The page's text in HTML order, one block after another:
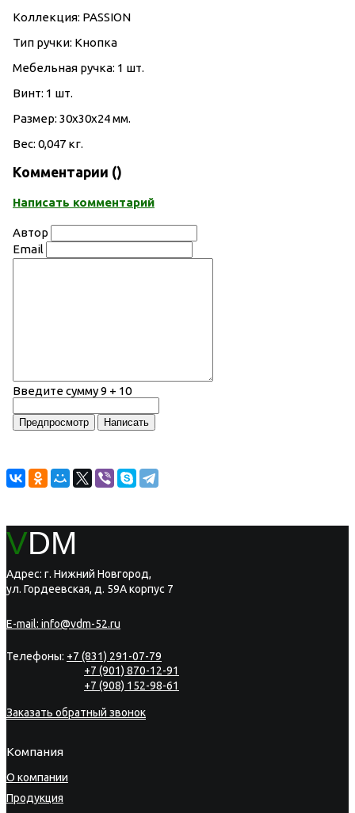
Коллекция: PASSION
Тип ручки: Кнопка
Мебельная ручка: 1 шт.
Винт: 1 шт.
Размер: 30х30х24 мм.
Вес: 0,047 кг.
Комментарии ()
Написать комментарий
Автор
Email
Введите сумму 9 + 10
VDM
Адрес: г. Нижний Новгород,
ул. Гордеевская, д. 59А корпус 7
E-mail: info@vdm-52.ru
Телефоны: +7 (831) 291-07-79
+7 (901) 870-12-91
+7 (908) 152-98-61
Заказать обратный звонок
Компания
О компании
Продукция